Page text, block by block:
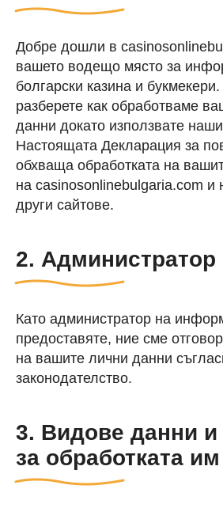
Добре дошли в
вашето водещо място за
болгарски казина и
разберете как обработваме
данни докато използвате
Настоящата Декларация за
обхваща обработката на
на casinosonlinebulgaria.com и
други сайтове.
2. Администратор
Като администратор на
предоставяте, ние сме
на вашите лични данни
законодателство.
3. Видове данни и
за обработката им